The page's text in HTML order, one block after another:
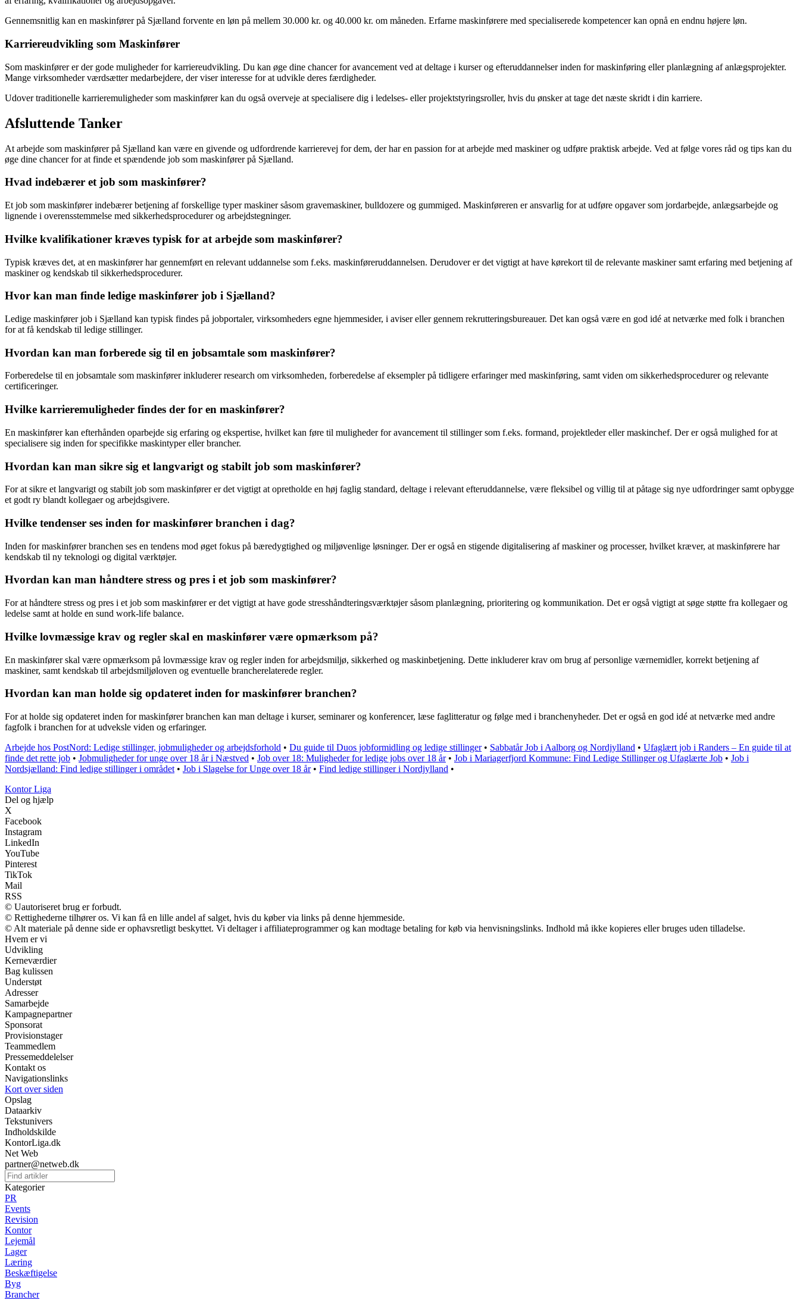
Gennemsnitlig kan en maskinfører på Sjælland forvente en løn på mellem 30.000 kr. og 40.000 kr. om måneden. Erfarne maskinførere med specialiserede kompetencer kan opnå en endnu højere løn.
Karriereudvikling som Maskinfører
Som maskinfører er der gode muligheder for karriereudvikling. Du kan øge dine chancer for avancement ved at deltage i kurser og efteruddannelser inden for maskinføring eller planlægning af anlægsprojekter.
Mange virksomheder værdsætter medarbejdere, der viser interesse for at udvikle deres færdigheder.
Udover traditionelle karrieremuligheder som maskinfører kan du også overveje at specialisere dig i ledelses- eller projektstyringsroller, hvis du ønsker at tage det næste skridt i din karriere.
Afsluttende Tanker
At arbejde som maskinfører på Sjælland kan være en givende og udfordrende karrierevej for dem, der har en passion for at arbejde med maskiner og udføre praktisk arbejde. Ved at følge vores råd og tips kan du
øge dine chancer for at finde et spændende job som maskinfører på Sjælland.
Hvad indebærer et job som maskinfører?
Et job som maskinfører indebærer betjening af forskellige typer maskiner såsom gravemaskiner, bulldozere og gummiged. Maskinføreren er ansvarlig for at udføre opgaver som jordarbejde, anlægsarbejde og
lignende i overensstemmelse med sikkerhedsprocedurer og arbejdstegninger.
Hvilke kvalifikationer kræves typisk for at arbejde som maskinfører?
Typisk kræves det, at en maskinfører har gennemført en relevant uddannelse som f.eks. maskinføreruddannelsen. Derudover er det vigtigt at have kørekort til de relevante maskiner samt erfaring med betjening af
maskiner og kendskab til sikkerhedsprocedurer.
Hvor kan man finde ledige maskinfører job i Sjælland?
Ledige maskinfører job i Sjælland kan typisk findes på jobportaler, virksomheders egne hjemmesider, i aviser eller gennem rekrutteringsbureauer. Det kan også være en god idé at netværke med folk i branchen
for at få kendskab til ledige stillinger.
Hvordan kan man forberede sig til en jobsamtale som maskinfører?
Forberedelse til en jobsamtale som maskinfører inkluderer research om virksomheden, forberedelse af eksempler på tidligere erfaringer med maskinføring, samt viden om sikkerhedsprocedurer og relevante
certificeringer.
Hvilke karrieremuligheder findes der for en maskinfører?
En maskinfører kan efterhånden oparbejde sig erfaring og ekspertise, hvilket kan føre til muligheder for avancement til stillinger som f.eks. formand, projektleder eller maskinchef. Der er også mulighed for at
specialisere sig inden for specifikke maskintyper eller brancher.
Hvordan kan man sikre sig et langvarigt og stabilt job som maskinfører?
For at sikre et langvarigt og stabilt job som maskinfører er det vigtigt at opretholde en høj faglig standard, deltage i relevant efteruddannelse, være fleksibel og villig til at påtage sig nye udfordringer samt opbygge
et godt ry blandt kollegaer og arbejdsgivere.
Hvilke tendenser ses inden for maskinfører branchen i dag?
Inden for maskinfører branchen ses en tendens mod øget fokus på bæredygtighed og miljøvenlige løsninger. Der er også en stigende digitalisering af maskiner og processer, hvilket kræver, at maskinførere har
kendskab til ny teknologi og digital værktøjer.
Hvordan kan man håndtere stress og pres i et job som maskinfører?
For at håndtere stress og pres i et job som maskinfører er det vigtigt at have gode stresshåndteringsværktøjer såsom planlægning, prioritering og kommunikation. Det er også vigtigt at søge støtte fra kollegaer og
ledelse samt at holde en sund work-life balance.
Hvilke lovmæssige krav og regler skal en maskinfører være opmærksom på?
En maskinfører skal være opmærksom på lovmæssige krav og regler inden for arbejdsmiljø, sikkerhed og maskinbetjening. Dette inkluderer krav om brug af personlige værnemidler, korrekt betjening af
maskiner, samt kendskab til arbejdsmiljøloven og eventuelle brancherelaterede regler.
Hvordan kan man holde sig opdateret inden for maskinfører branchen?
For at holde sig opdateret inden for maskinfører branchen kan man deltage i kurser, seminarer og konferencer, læse faglitteratur og følge med i branchenyheder. Det er også en god idé at netværke med andre
fagfolk i branchen for at udveksle viden og erfaringer.
Arbejde hos PostNord: Ledige stillinger, jobmuligheder og arbejdsforhold • Du guide til Duos jobformidling og ledige stillinger• Sabbatår Job i Aalborg og Nordjylland • Ufaglært job i Randers – En guide til at
finde det rette job • Jobmuligheder for unge over 18 år i Næstved • Job over 18: Muligheder for ledige jobs over 18 år• Job i Mariagerfjord Kommune: Find Ledige Stillinger og Ufaglærte Job • Job i
Nordsjælland: Find ledige stillinger i området • Job i Slagelse for Unge over 18 år• Find ledige stillinger i Nordjylland •
KontorLiga
Del og hjælp
X
Facebook
Instagram
LinkedIn
YouTube
Pinterest
TikTok
Mail
RSS
© Uautoriseret brug er forbudt.
© Rettighederne tilhører os. Vi kan få en lille andel af salget, hvis du køber via links på denne hjemmeside.
© Alt materiale på denne side er ophavsretligt beskyttet. Vi deltager i affiliateprogrammer og kan modtage betaling for køb via henvisningslinks. Indhold må ikke kopieres eller bruges uden tilladelse.
Hvem er vi
Udvikling
Kerneværdier
Bag kulissen
Understøt
Adresser
Samarbejde
Kampagnepartner
Sponsorat
Provisionstager
Teammedlem
Pressemeddelelser
Kontakt os
Navigationslinks
Kort over siden
Opslag
Dataarkiv
Tekstunivers
Indholdskilde
KontorLiga.dk
Net Web
partner@netweb.dk
Kategorier
PR
Events
Revision
Kontor
Lejemål
Lager
Læring
Beskæftigelse
Byg
Brancher